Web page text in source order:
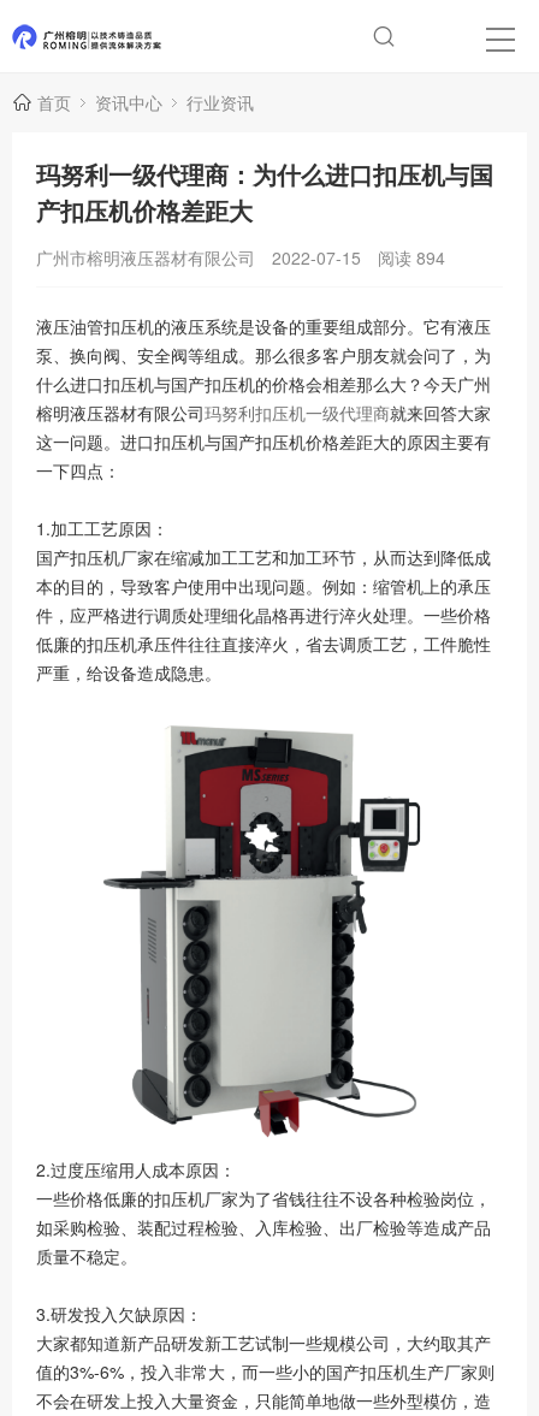
首页 资讯中心 行业资讯
玛努利一级代理商：为什么进口扣压机与国
产扣压机价格差距大
广州市榕明液压器材有限公司 2022-07-15 阅读 894
液压油管扣压机的液压系统是设备的重要组成部分。它有液压
泵、换向阀、安全阀等组成。那么很多客户朋友就会问了，为
什么进口扣压机与国产扣压机的价格会相差那么大？今天广州
榕明液压器材有限公司玛努利扣压机一级代理商就来回答大家
这一问题。进口扣压机与国产扣压机价格差距大的原因主要有
一下四点：
1.加工工艺原因：
国产扣压机厂家在缩减加工工艺和加工环节，从而达到降低成
本的目的，导致客户使用中出现问题。例如：缩管机上的承压
件，应严格进行调质处理细化晶格再进行淬火处理。一些价格
低廉的扣压机承压件往往直接淬火，省去调质工艺，工件脆性
严重，给设备造成隐患。
2.过度压缩用人成本原因：
一些价格低廉的扣压机厂家为了省钱往往不设各种检验岗位，
如采购检验、装配过程检验、入库检验、出厂检验等造成产品
质量不稳定。
3.研发投入欠缺原因：
大家都知道新产品研发新工艺试制一些规模公司，大约取其产
值的3%-6%，投入非常大，而一些小的国产扣压机生产厂家则
不会在研发上投入大量资金，只能简单地做一些外型模仿，造